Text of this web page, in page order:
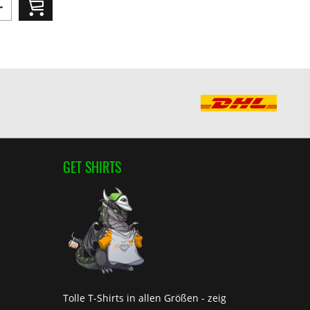
GET SHIRTS
Tolle T-Shirts in allen Größen - zeig